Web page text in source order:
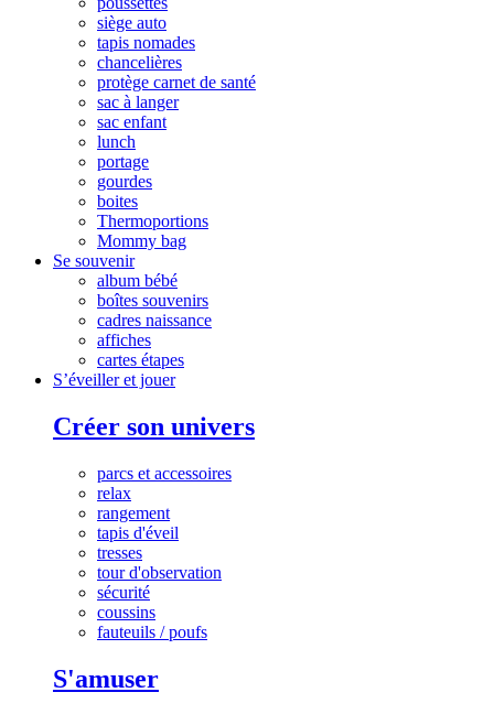
siège auto
tapis nomades
chancelières
protège carnet de santé
sac à langer
sac enfant
lunch
portage
gourdes
boites
Thermoportions
Mommy bag
Se souvenir
album bébé
boîtes souvenirs
cadres naissance
affiches
cartes étapes
S’éveiller et jouer
Créer son univers
parcs et accessoires
relax
rangement
tapis d'éveil
tresses
tour d'observation
sécurité
coussins
fauteuils / poufs
S'amuser